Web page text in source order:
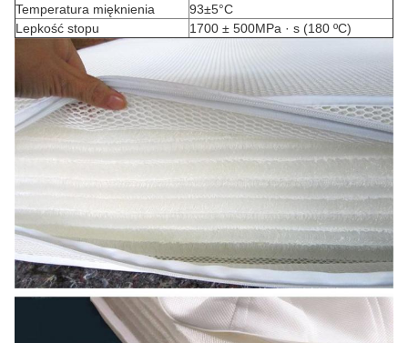
Temperatura mięknienia
93±5°C
Lepkość stopu
1700 ± 500MPa · s (180 ºC)